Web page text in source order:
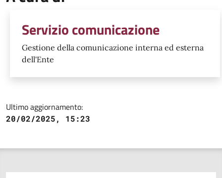
Servizio comunicazione
Gestione della comunicazione interna ed esterna
dell'Ente
Ultimo aggiornamento:
20/02/2025, 15:23